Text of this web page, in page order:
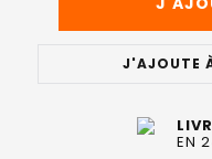
J'AJOUTE
EN